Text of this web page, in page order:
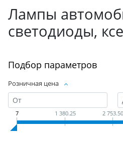
Лампы
светодиоды,
Подбор параметров
Розничная цена
7 1 380.25 2 753.50